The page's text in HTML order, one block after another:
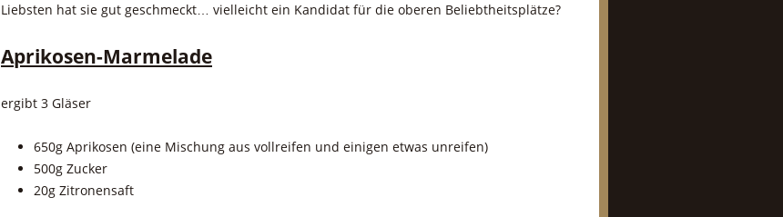
Liebsten hat sie gut geschmeckt… vielleicht ein Kandidat für die oberen Beliebtheitsplätze?
Aprikosen-Marmelade
ergibt 3 Gläser
650g Aprikosen (eine Mischung aus vollreifen und einigen etwas unreifen)
500g Zucker
20g Zitronensaft